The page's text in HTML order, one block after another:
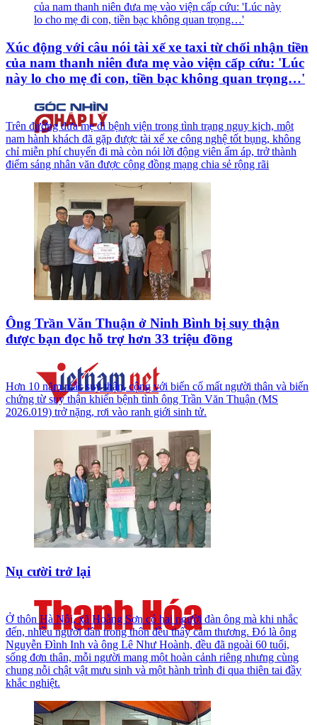
Xúc động với câu nói tài xế xe taxi từ chối nhận tiền
của nam thanh niên đưa mẹ vào viện cấp cứu: 'Lúc
này lo cho mẹ đi con, tiền bạc không quan trọng…'
Trên đường đưa mẹ đi bệnh viện trong tình trạng nguy kịch, một
nam hành khách đã gặp được tài xế xe công nghệ tốt bụng, không
chỉ miễn phí chuyến đi mà còn nói lời động viên ấm áp, trở thành
điểm sáng nhân văn được cộng đồng mạng chia sẻ rộng rãi
Ông Trần Văn Thuận ở Ninh Bình bị suy thận
được bạn đọc hỗ trợ hơn 33 triệu đồng
Hơn 10 năm mắc suy thận, cộng với biến cố mất người thân và biến
chứng từ suy thận khiến bệnh tình ông Trần Văn Thuận (MS
2026.019) trở nặng, rơi vào ranh giới sinh tử.
Nụ cười trở lại
Ở thôn Hà Nội, xã Hoằng Sơn có hai người đàn ông mà khi nhắc
đến, nhiều người dân trong thôn đều thấy cảm thương. Đó là ông
Nguyễn Đình Inh và ông Lê Như Hoành, đều đã ngoài 60 tuổi,
sống đơn thân, mỗi người mang một hoàn cảnh riêng nhưng cùng
chung nỗi chật vật mưu sinh và một hành trình đi qua thiên tai đầy
khắc nghiệt.